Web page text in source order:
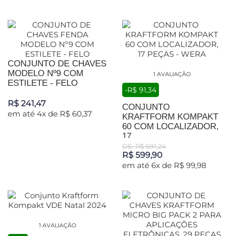
CONJUNTO DE CHAVES
MODELO Nº9 COM
ESTILETE - FELO
R$ 241,47
em até 4x de R$ 60,37
1 AVALIAÇÃO
-R$ 91,34
CONJUNTO
KRAFTFORM KOMPAKT
60 COM LOCALIZADOR,
17...
DE: R$ 691,24
R$ 599,90
em até 6x de R$ 99,98
1 AVALIAÇÃO